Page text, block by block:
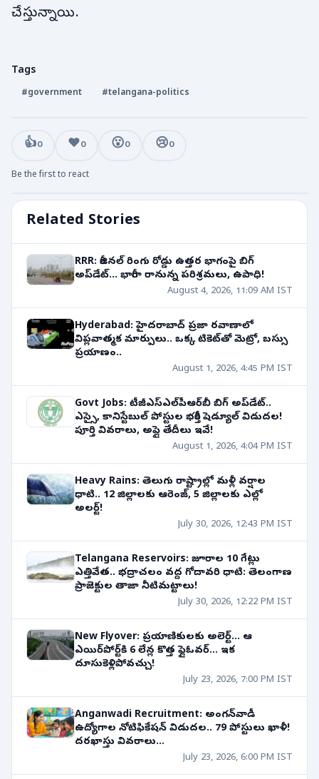
చేస్తున్నాయి.
Related Stories
RRR: రీజినల్ రింగు రోడ్డు ఉత్తర భాగంపై బిగ్
అప్‌డేట్... భారీగా రానున్న పరిశ్రమలు, ఉపాధి!
August 4, 2026, 11:09 AM IST
Hyderabad: హైదరాబాద్ ప్రజా రవాణాలో
విప్లవాత్మక మార్పులు.. ఒక్క టికెట్‌తో మెట్రో, బస్సు
ప్రయాణం..
August 1, 2026, 4:45 PM IST
Govt Jobs: టీజీఎస్ఎల్‌పీఆర్‌బీ బిగ్ అప్‌డేట్..
ఎస్సై, కానిస్టేబుల్ పోస్టుల భర్తీకి షెడ్యూల్ విడుదల!
పూర్తి వివరాలు, అప్లై తేదీలు ఇవే!
August 1, 2026, 4:04 PM IST
Heavy Rains: తెలుగు రాష్ట్రాల్లో మళ్లీ వర్షాల
ధాటి.. 12 జిల్లాలకు ఆరెంజ్, 5 జిల్లాలకు ఎల్లో
అలర్ట్!
July 30, 2026, 12:43 PM IST
Telangana Reservoirs: జూరాల 10 గేట్లు
ఎత్తివేత.. భద్రాచలం వద్ద గోదావరి ధాటి: తెలంగాణ
ప్రాజెక్టుల తాజా నీటిమట్టాలు!
July 30, 2026, 12:22 PM IST
New Flyover: ప్రయాణికులకు అలెర్ట్... ఆ
ఎయిర్‌పోర్ట్‌కి 6 లేన్ల కొత్త ఫ్లైఓవర్... ఇక
దూసుకెళ్లిపోవచ్చు!
July 23, 2026, 7:00 PM IST
Anganwadi Recruitment: అంగన్‌వాడీ
ఉద్యోగాల నోటిఫికేషన్ విడుదల.. 79 పోస్టులు ఖాళీ!
దరఖాస్తు వివరాలు...
July 23, 2026, 6:00 PM IST
Tags
#government #telangana-politics
👍0 ❤️0 😮0 😢0
Be the first to react